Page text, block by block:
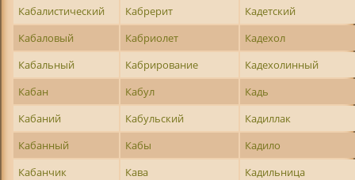
Кабалистический
Кабрерит
Кадетский
Кабаловый
Кабриолет
Кадехол
Кабальный
Кабрирование
Кадехолинный
Кабан
Кабул
Кадь
Кабаний
Кабульский
Кадиллак
Кабанный
Кабы
Кадило
Кабанчик
Кава
Кадильница